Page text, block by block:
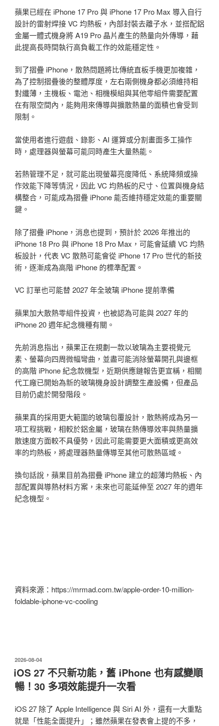
蘋果已經在 iPhone 17 Pro 與 iPhone 17 Pro Max 導入自行
設計的雷射焊接 VC 均熱板，內部封裝去離子水，並搭配鋁
金屬一體式機身將 A19 Pro 晶片產生的熱量向外傳導，藉
此提高長時間執行高負載工作的效能穩定性。
到了摺疊 iPhone，散熱問題將比傳統直板手機更加複雜，
為了控制摺疊後的整體厚度，左右兩側機身都必須維持相
對纖薄，主機板、電池、相機模組與其他零組件需要配置
在有限空間內，能夠用來傳導與擴散熱量的面積也會受到
限制。
當使用者進行遊戲、錄影、AI 運算或分割畫面多工操作
時，處理器與螢幕可能同時產生大量熱能。
若熱管理不足，就可能出現螢幕亮度降低、系統降頻或操
作效能下降等情況，因此 VC 均熱板的尺寸、位置與機身結
構整合，可能成為摺疊 iPhone 能否維持穩定效能的重要關
鍵。
除了摺疊 iPhone，消息也提到，預計於 2026 年推出的
iPhone 18 Pro 與 iPhone 18 Pro Max，可能會延續 VC 均熱
板設計，代表 VC 散熱可能會從 iPhone 17 Pro 世代的新技
術，逐漸成為高階 iPhone 的標準配置。
VC 訂單也可能替 2027 年全玻璃 iPhone 提前準備
蘋果加大散熱零組件投資，也被認為可能與 2027 年的
iPhone 20 週年紀念機種有關。
先前消息指出，蘋果正在規劃一款以玻璃為主要視覺元
素、螢幕向四周微幅彎曲，並盡可能消除螢幕開孔與邊框
的高階 iPhone 紀念款機型，近期供應鏈報告更宣稱，相關
代工廠已開始為新的玻璃機身設計調整生產設備，但產品
目前仍處於開發階段。
蘋果真的採用更大範圍的玻璃包覆設計，散熱將成為另一
項工程挑戰，相較於鋁金屬，玻璃在熱傳導效率與熱量擴
散速度方面較不具優勢，因此可能需要更大面積或更高效
率的均熱板，將處理器熱量傳導至其他可散熱區域。
換句話說，蘋果目前為摺疊 iPhone 建立的超薄均熱板、內
部配置與導熱材料方案，未來也可能延伸至 2027 年的週年
紀念機型。
資料來源：https://mrmad.com.tw/apple-order-10-million-
foldable-iphone-vc-cooling
發
佈
於
2026-08-04
iOS 27 不只新功能，舊 iPhone 也有感變順
暢！30 多項效能提升一次看
iOS 27 除了 Apple Intelligence 與 Siri AI 外，還有一大重點
就是「性能全面提升」；雖然蘋果在發表會上提的不多，